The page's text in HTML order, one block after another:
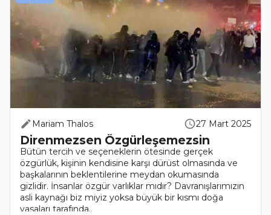
Mariam Thalos 27 Mart 2025
Direnmezsen Özgürleşemezsin
Bütün tercih ve seçeneklerin ötesinde gerçek
özgürlük, kişinin kendisine karşı dürüst olmasında ve
başkalarının beklentilerine meydan okumasında
gizlidir. İnsanlar özgür varlıklar mıdır? Davranışlarımızın
asli kaynağı biz miyiz yoksa büyük bir kısmı doğa
yasaları tarafında..